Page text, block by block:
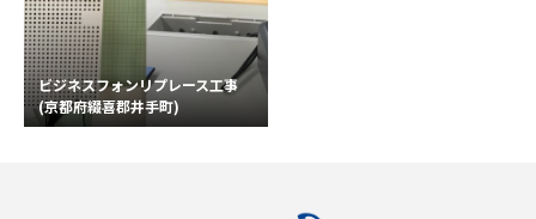
ビジネスフォンリプレース工事
(京都府綴喜郡井手町)